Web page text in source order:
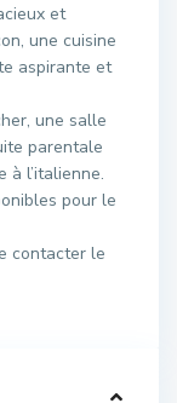
et
une cuisine
aspirante et
une salle
parentale
à l’italienne.
pour le
contacter le